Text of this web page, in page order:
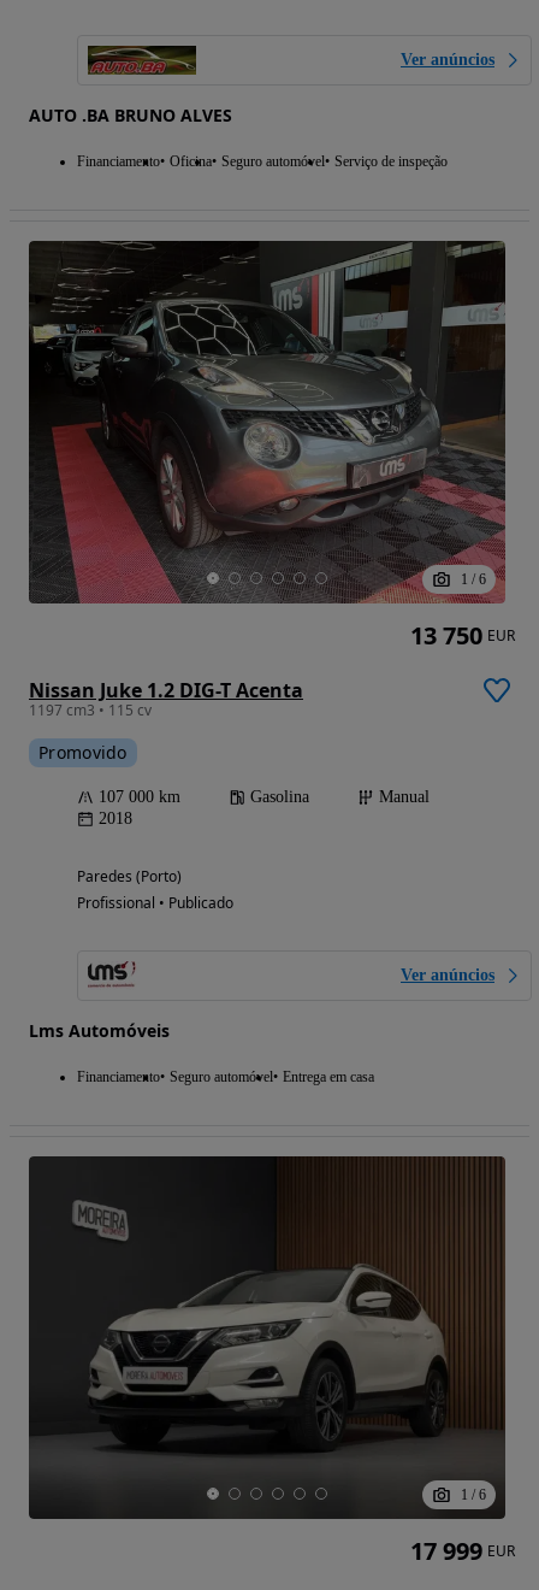
Ver anúncios
AUTO .BA BRUNO ALVES
Financiamento Oficina Seguro automóvel Serviço de inspeção
1 / 6
Nissan Juke 1.2 DIG-T Acenta
1197 cm3 • 115 cv
Promovido
107 000 km Gasolina
Manual
2018
Paredes (Porto)
Profissional • Publicado
Ver anúncios
Lms Automóveis
Financiamento Seguro automóvel Entrega em casa
13 750 EUR
1 / 6
17 999 EUR